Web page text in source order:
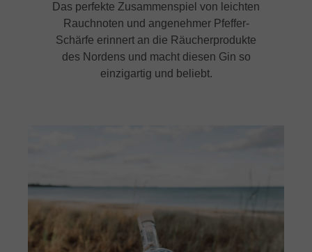
Das perfekte Zusammenspiel von leichten
Rauchnoten und angenehmer Pfeffer-
Schärfe erinnert an die Räucherprodukte
des Nordens und macht diesen Gin so
einzigartig und beliebt.